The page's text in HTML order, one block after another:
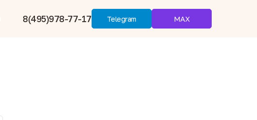
8(495)978-77-17 Telegram MAX